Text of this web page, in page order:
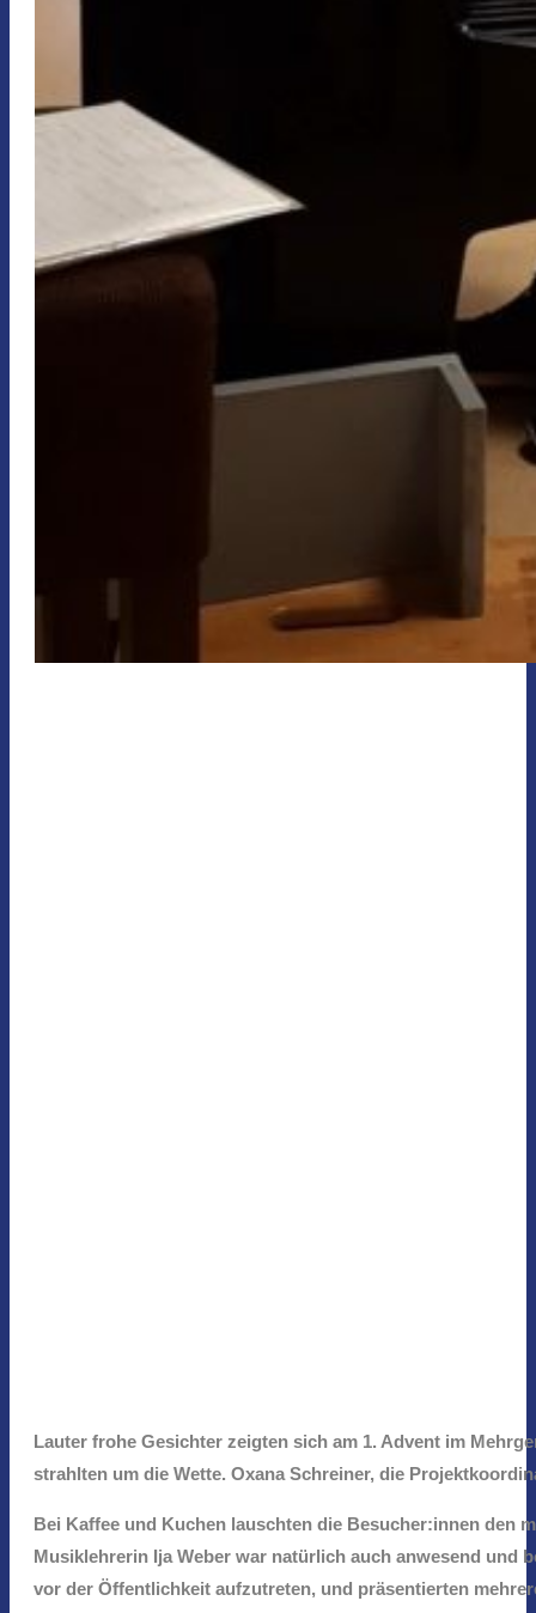
Lauter frohe Gesichter zeigten sich am 1. Advent im
strahlten um die Wette. Oxana Schreiner, die
Bei Kaffee und Kuchen lauschten die Besucher:innen den
Musiklehrerin Ija Weber war natürlich auch anwesend und
vor der Öffentlichkeit aufzutreten, und präsentierten